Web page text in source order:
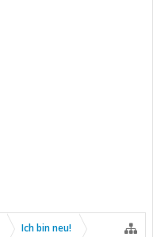
Ich bin neu!